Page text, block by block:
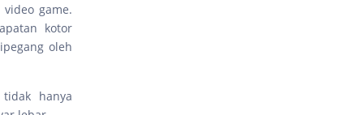
game.
kotor
oleh
hanya